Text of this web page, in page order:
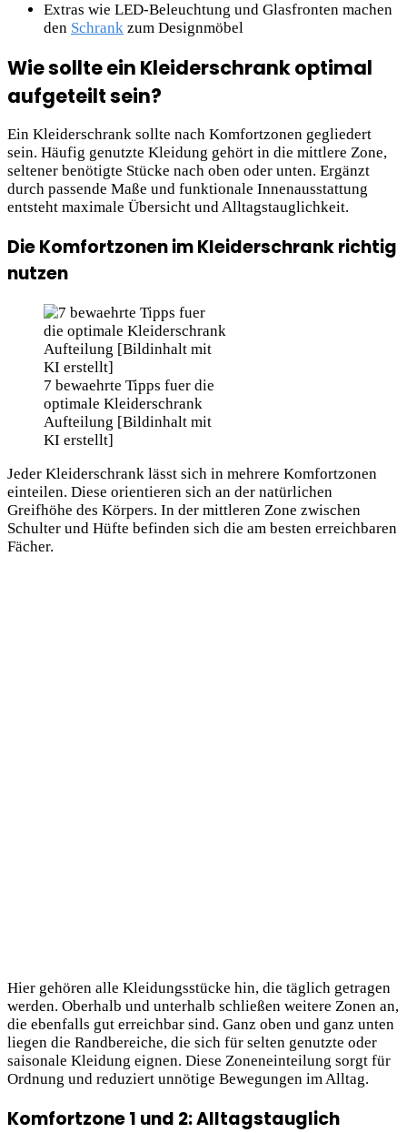
Extras wie LED-Beleuchtung und Glasfronten machen
den Schrank zum Designmöbel
Wie sollte ein Kleiderschrank optimal
aufgeteilt sein?
Ein Kleiderschrank sollte nach Komfortzonen gegliedert
sein. Häufig genutzte Kleidung gehört in die mittlere Zone,
seltener benötigte Stücke nach oben oder unten. Ergänzt
durch passende Maße und funktionale Innenausstattung
entsteht maximale Übersicht und Alltagstauglichkeit.
Die Komfortzonen im Kleiderschrank richtig
nutzen
7 bewaehrte Tipps fuer die
optimale Kleiderschrank
Aufteilung [Bildinhalt mit
KI erstellt]
Jeder Kleiderschrank lässt sich in mehrere Komfortzonen
einteilen. Diese orientieren sich an der natürlichen
Greifhöhe des Körpers. In der mittleren Zone zwischen
Schulter und Hüfte befinden sich die am besten erreichbaren
Fächer.
Hier gehören alle Kleidungsstücke hin, die täglich getragen
werden. Oberhalb und unterhalb schließen weitere Zonen an,
die ebenfalls gut erreichbar sind. Ganz oben und ganz unten
liegen die Randbereiche, die sich für selten genutzte oder
saisonale Kleidung eignen. Diese Zoneneinteilung sorgt für
Ordnung und reduziert unnötige Bewegungen im Alltag.
Komfortzone 1 und 2: Alltagstauglich